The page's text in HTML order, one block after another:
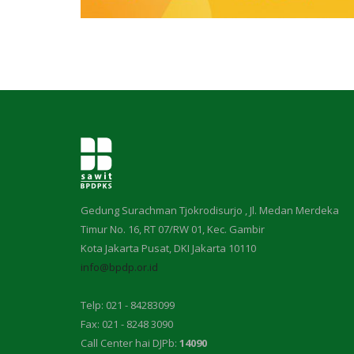
Gedung Surachman Tjokrodisurjo , Jl. Medan Merdeka
Timur No. 16, RT 07/RW 01, Kec. Gambir
Kota Jakarta Pusat, DKI Jakarta 10110
info@bpdp.or.id
Telp: 021 - 84283099
Fax: 021 - 8248 3090
Call Center hai DJPb: 14090